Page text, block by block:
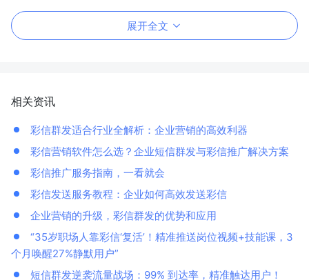
展开全文
相关资讯
彩信群发适合行业全解析：企业营销的高效利器
彩信营销软件怎么选？企业短信群发与彩信推广解决方案
彩信推广服务指南，一看就会
彩信发送服务教程：企业如何高效发送彩信
企业营销的升级，彩信群发的优势和应用
“35岁职场人靠彩信‘复活’！精准推送岗位视频+技能课，3
个月唤醒27%静默用户”
短信群发逆袭流量战场：99% 到达率，精准触达用户！